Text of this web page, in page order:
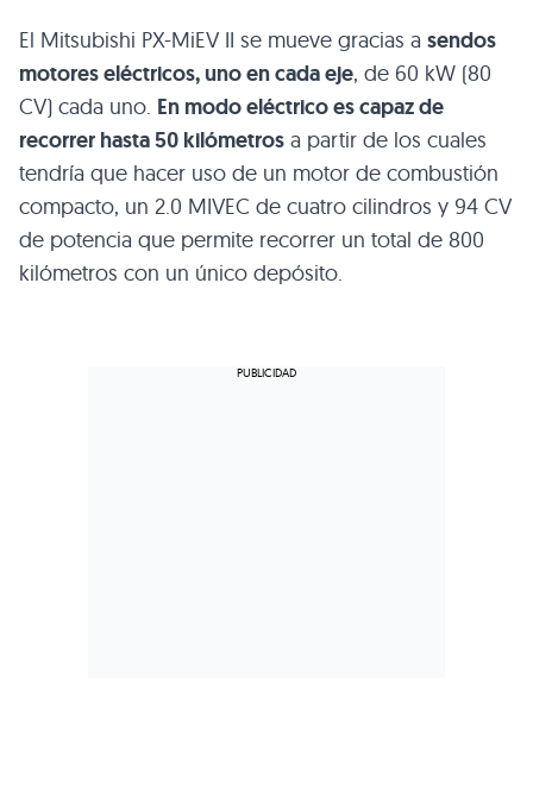
El Mitsubishi PX-MiEV II se mueve gracias a sendos
motores eléctricos, uno en cada eje, de 60 kW (80
CV) cada uno. En modo eléctrico es capaz de
recorrer hasta 50 kilómetros a partir de los cuales
tendría que hacer uso de un motor de combustión
compacto, un 2.0 MIVEC de cuatro cilindros y 94 CV
de potencia que permite recorrer un total de 800
kilómetros con un único depósito.